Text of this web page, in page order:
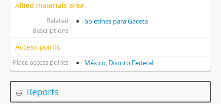
Allied materials area
Related
descriptions
boletines para Gaceta
Access points
Place access points México, Distrito Federal
Reports